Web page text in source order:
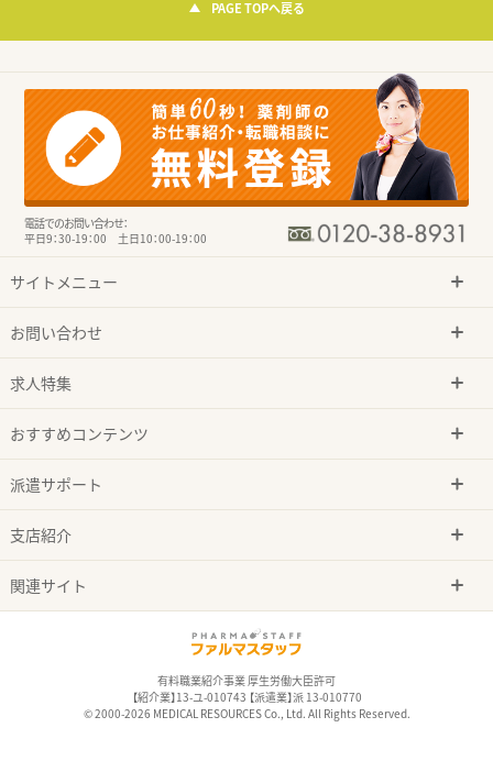
PAGE TOPへ戻る
電話でのお問い合わせ：
平日9：30-19：00 土日10：00-19：00
サイトメニュー
お問い合わせ
求人特集
おすすめコンテンツ
派遣サポート
支店紹介
関連サイト
有料職業紹介事業 厚生労働大臣許可
【紹介業】13-ユ-010743 【派遣業】派 13-010770
© 2000-2026 MEDICAL RESOURCES Co., Ltd. All Rights Reserved.